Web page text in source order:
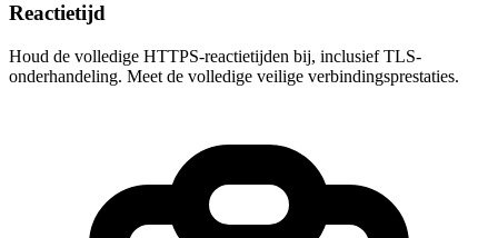
Reactietijd
Houd de volledige HTTPS-reactietijden bij, inclusief TLS-
onderhandeling. Meet de volledige veilige verbindingsprestaties.